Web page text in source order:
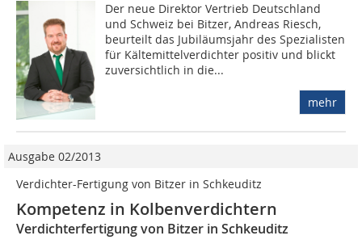
Der neue Direktor Vertrieb Deutschland
und Schweiz bei Bitzer, Andreas Riesch,
beurteilt das Jubiläumsjahr des Spezialisten
für Kältemittelverdichter positiv und blickt
zuversichtlich in die...
mehr
Ausgabe 02/2013
Verdichter-Fertigung von Bitzer in Schkeuditz
Kompetenz in Kolbenverdichtern
Verdichterfertigung von Bitzer in Schkeuditz